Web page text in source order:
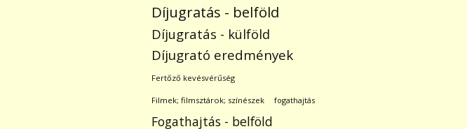
Díjugratás - belföld
Díjugratás - külföld
Díjugrató eredmények
Fertőző kevésvérűség
Filmek; filmsztárok; színészek fogathajtás
Fogathajtás - belföld